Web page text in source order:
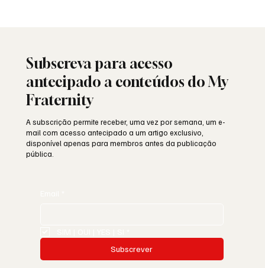
Subscreva para acesso
antecipado a conteúdos do My
Fraternity
A subscrição permite receber, uma vez por semana, um e-
mail com acesso antecipado a um artigo exclusivo,
disponível apenas para membros antes da publicação
pública.
Subscrever